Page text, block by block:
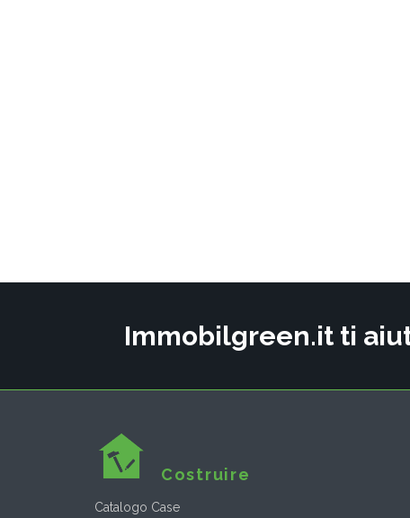
Immobilgreen.it ti
Costruire
Catalogo Case